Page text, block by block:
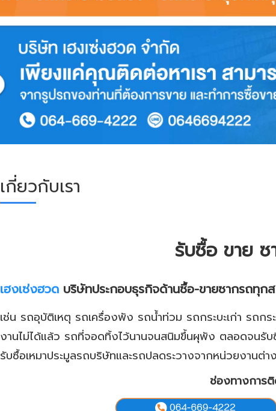
เกี่ยวกับเรา
รับซื้อ ขาย
เฮงเซ่งฮวด บริษัทประกอบธุรกิจด้านซื้อ-ขายซากรถทุ
เช่น รถอุบัติเหตุ รถเครื่องพัง รถน้ำท่วม รถกระบะเก่า รถก
งานไม่ได้แล้ว รถที่จอดทิ้งไว้นานจนสนิมขึ้นผุพัง ตลอดจนรั
รับซื้อเหมาประมูลรถบริษัทและรถปลดระวางจากหน่วยงานต่า
ช่องทางการ